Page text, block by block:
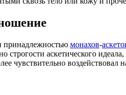
принадлежностью монахов-
строгости аскетического идеала,
чувствительно воздействовал